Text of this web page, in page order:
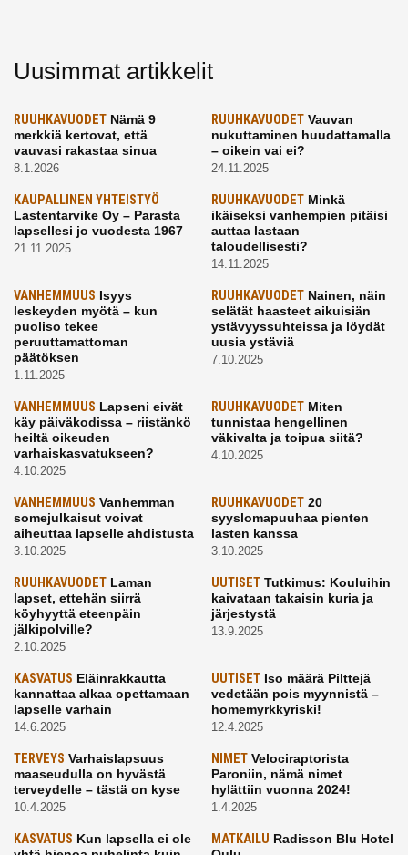
Uusimmat artikkelit
RUUHKAVUODET Nämä 9
merkkiä kertovat, että
vauvasi rakastaa sinua
8.1.2026
RUUHKAVUODETVauvan
nukuttaminen huudattamalla
– oikein vai ei?
24.11.2025
KAUPALLINEN YHTEISTYÖ
Lastentarvike Oy – Parasta
lapsellesi jo vuodesta 1967
21.11.2025
RUUHKAVUODETMinkä
ikäiseksi vanhempien pitäisi
auttaa lastaan
taloudellisesti?
14.11.2025
VANHEMMUUS Isyys
leskeyden myötä – kun
puoliso tekee
peruuttamattoman
päätöksen
1.11.2025
RUUHKAVUODETNainen, näin
selätät haasteet aikuisiän
ystävyyssuhteissa ja löydät
uusia ystäviä
7.10.2025
VANHEMMUUS Lapseni eivät
käy päiväkodissa – riistänkö
heiltä oikeuden
varhaiskasvatukseen?
4.10.2025
RUUHKAVUODETMiten
tunnistaa hengellinen
väkivalta ja toipua siitä?
4.10.2025
VANHEMMUUS Vanhemman
somejulkaisut voivat
aiheuttaa lapselle ahdistusta
3.10.2025
RUUHKAVUODET20
syyslomapuuhaa pienten
lasten kanssa
3.10.2025
RUUHKAVUODET Laman
lapset, ettehän siirrä
köyhyyttä eteenpäin
jälkipolville?
2.10.2025
UUTISETTutkimus: Kouluihin
kaivataan takaisin kuria ja
järjestystä
13.9.2025
KASVATUS Eläinrakkautta
kannattaa alkaa opettamaan
lapselle varhain
14.6.2025
UUTISETIso määrä Pilttejä
vedetään pois myynnistä –
homemyrkkyriski!
12.4.2025
TERVEYS Varhaislapsuus
maaseudulla on hyvästä
terveydelle – tästä on kyse
10.4.2025
NIMETVelociraptorista
Paroniin, nämä nimet
hylättiin vuonna 2024!
1.4.2025
KASVATUS Kun lapsella ei ole
MATKAILU Radisson Blu Hotel